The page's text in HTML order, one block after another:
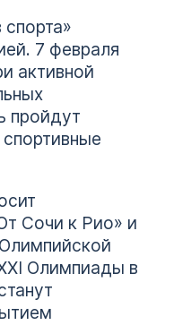
7 февраля
активной
пройдут
Сочи к Рио» и
Олимпиады в